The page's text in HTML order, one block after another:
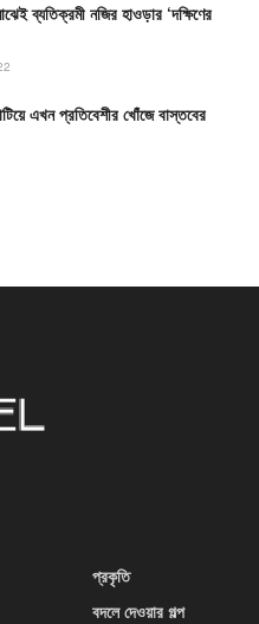
ব্যতিক্রমী নজির হাওড়ার ‘দক্ষিণের
এখন প্রতিবেশীর খোঁজে বাস্তবের
প্রকৃতি
বদলে দেওয়ার গল্প